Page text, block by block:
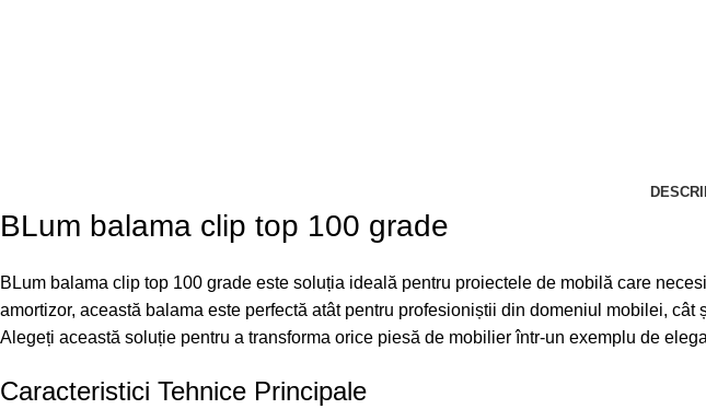
BLum balama clip top 100 grade
BLum balama clip top 100 grade este soluția ideală pentru proiectele de mobilă care
amortizor, această balama este perfectă atât pentru profesioniștii din domeniul mobilei,
Alegeți această soluție pentru a transforma orice piesă de mobilier într-un exemplu de
Caracteristici Tehnice Principale